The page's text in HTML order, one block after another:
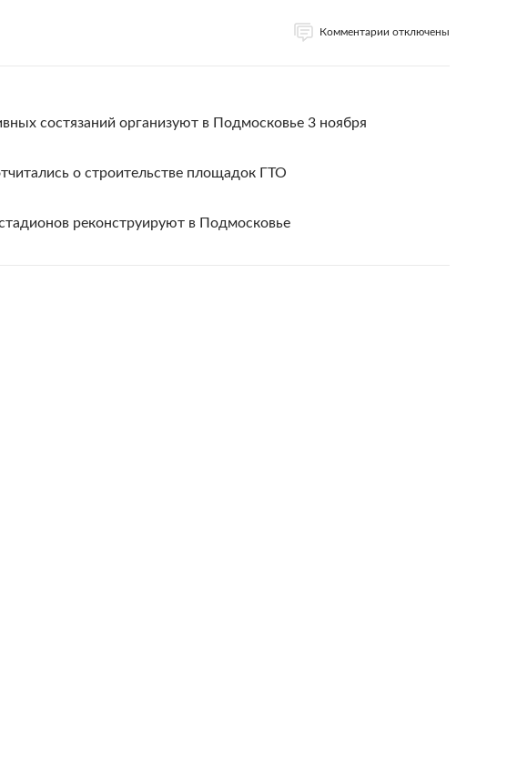
Комментарии отключены
состязаний организуют в Подмосковье 3 ноября
о строительстве площадок ГТО
реконструируют в Подмосковье